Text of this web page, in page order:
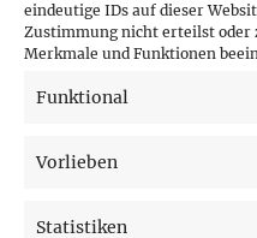
eindeutige IDs auf dieser
Zustimmung nicht erteilst oder
Merkmale und Funktionen
Funktional
Vorlieben
Statistiken
Hofer Technik
Sonne und Erde